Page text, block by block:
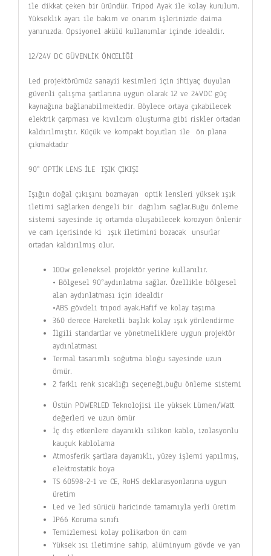
ile dikkat çeken bir üründür. Tripod Ayak ile kolay kurulum.
Yükseklik ayarı ile bakım ve onarım işlerinizde daima
yanınızda. Opsiyonel akülü kullanımlar içinde idealdir.
12/24V DC GÜVENLİK ÖNCELİĞİ
Led projektörümüz sanayii kesimleri için ihtiyaç duyulan
güvenli çalışma şartlarına uygun olarak 12 ve 24VDC güç
kaynağına bağlanabilmektedir. Böylece ortaya çıkabilecek
elektrik çarpması ve kıvılcım oluşturma gibi riskler ortadan
kaldırılmıştır. Küçük ve kompakt boyutları ile ön plana
çıkmaktadır
90° OPTİK LENS İLE IŞIK ÇIKIŞI
Işığın doğal çıkışını bozmayan optik lensleri yüksek ışık
iletimi sağlarken dengeli bir dağılım sağlar.Buğu önleme
sistemi sayesinde iç ortamda oluşabilecek korozyon önlenir
ve cam içerisinde ki ışık iletimini bozacak unsurlar
ortadan kaldırılmış olur.
100w geleneksel projektör yerine kullanılır.
• Bölgesel 90°aydınlatma sağlar. Özellikle bölgesel
alan aydınlatması için idealdir
•ABS gövdeli trıpod ayak.Hafif ve kolay taşıma
360 derece Hareketli başlık kolay ışık yönlendirme
İlgili standartlar ve yönetmeliklere uygun projektör
aydınlatması
Termal tasarımlı soğutma bloğu sayesinde uzun
ömür.
2 farklı renk sıcaklığı seçeneği,buğu önleme sistemi
Üstün POWERLED Teknolojisi ile yüksek Lümen/Watt
değerleri ve uzun ömür
İç dış etkenlere dayanıklı silikon kablo, izolasyonlu
kauçuk kablolama
Atmosferik şartlara dayanıklı, yüzey işlemi yapılmış,
elektrostatik boya
TS 60598-2-1 ve CE, RoHS deklarasyonlarına uygun
üretim
Led ve led sürücü haricinde tamamıyla yerli üretim
IP66 Koruma sınıfı
Temizlemesi kolay polikarbon ön cam
Yüksek ısı iletimine sahip, alüminyum gövde ve yan